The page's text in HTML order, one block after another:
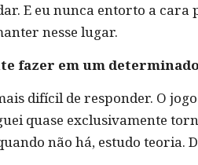
E eu nunca entorto a cara
nesse lugar.
fazer em um
difícil de responder. O
quase exclusivamente
não há, estudo teoria.